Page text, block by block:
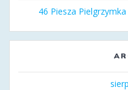
46 Piesza